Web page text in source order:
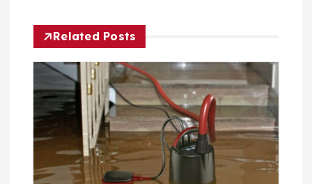
а
ц
и
я
п
Related Posts